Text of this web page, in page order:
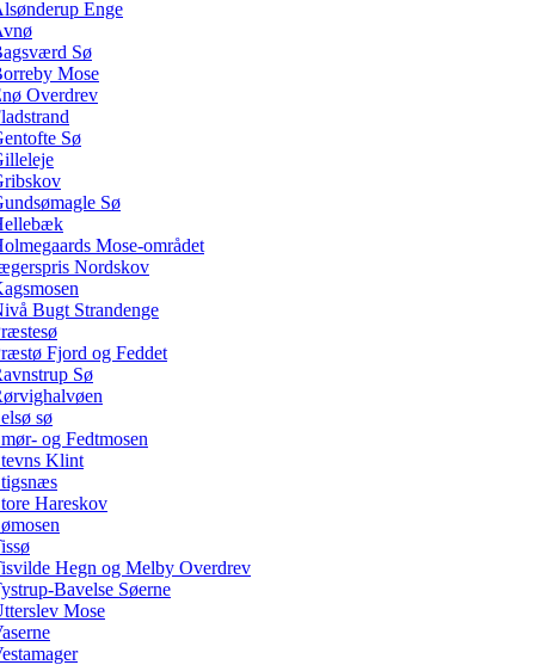
Enge
Sø
Mose
Overdrev
Sø
Sø
Mose-området
Nordskov
Bugt Strandenge
Fjord og Feddet
Sø
sø
og Fedtmosen
Klint
Hareskov
Hegn og Melby Overdrev
Bavelse Søerne
Mose